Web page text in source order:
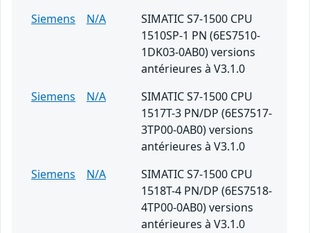
Siemens
N/A
SIMATIC S7-1500 CPU
1510SP-1 PN (6ES7510-
1DK03-0AB0) versions
antérieures à V3.1.0
Siemens
N/A
SIMATIC S7-1500 CPU
1517T-3 PN/DP (6ES7517-
3TP00-0AB0) versions
antérieures à V3.1.0
Siemens
N/A
SIMATIC S7-1500 CPU
1518T-4 PN/DP (6ES7518-
4TP00-0AB0) versions
antérieures à V3.1.0